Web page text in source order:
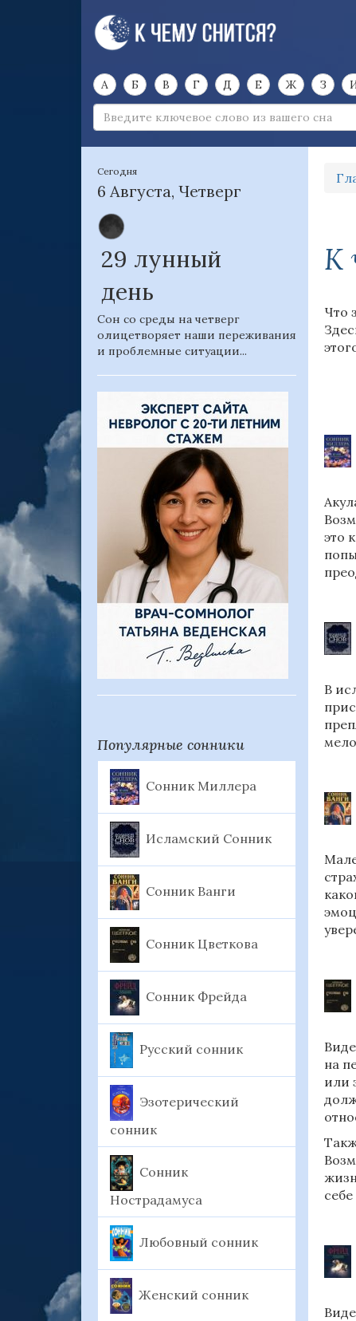
А Б В Г Д Е Ж З
Сегодня
6 Августа, Четверг
29 лунный
день
Сон со среды на четверг
олицетворяет наши переживания
и проблемные ситуации...
Популярные сонники
Сонник Миллера
Исламский Сонник
Сонник Ванги
Сонник Цветкова
Сонник Фрейда
Русский сонник
Эзотерический
сонник
Сонник
Нострадамуса
Любовный сонник
Женский сонник
К
Что
это
В
на
или